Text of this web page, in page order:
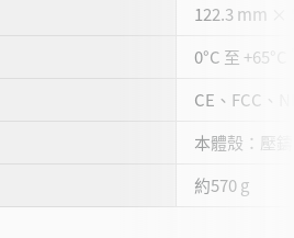
122.3 mm ×
0°C 至 +65°C
CE、FCC、
本體殼：壓
約570 g